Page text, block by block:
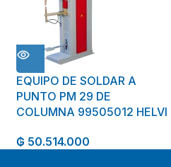
EQUIPO DE SOLDAR A
PUNTO PM 29 DE
COLUMNA 99505012 HELVI
₲ 50.514.000